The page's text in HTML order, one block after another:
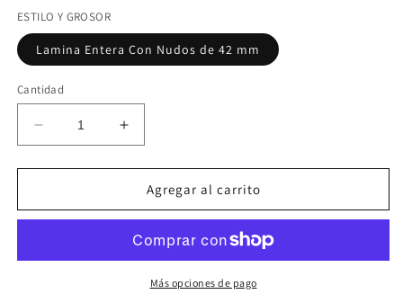
ESTILO Y GROSOR
Lamina Entera Con Nudos de 42 mm
Cantidad
Reducir
cantidad
para
DE
Entera
Aumentar
cantidad
para
PELDAÑO
DE
Lamina
Entera
Con
Agregar al carrito
Más opciones de pago